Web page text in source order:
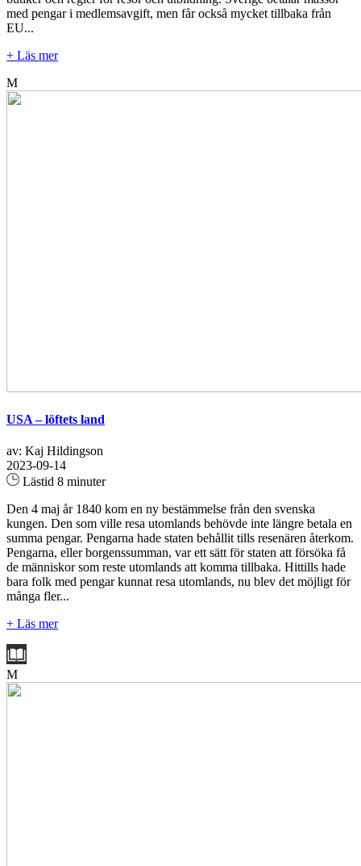
med pengar i medlemsavgift, men får också mycket tillbaka från
EU...
+ Läs mer
M
USA – löftets land
av: Kaj Hildingson
2023-09-14
Lästid 8 minuter
Den 4 maj år 1840 kom en ny bestämmelse från den svenska
kungen. Den som ville resa utomlands behövde inte längre betala en
summa pengar. Pengarna hade staten behållit tills resenären återkom.
Pengarna, eller borgenssumman, var ett sätt för staten att försöka få
de människor som reste utomlands att komma tillbaka. Hittills hade
bara folk med pengar kunnat resa utomlands, nu blev det möjligt för
många fler...
+ Läs mer
M